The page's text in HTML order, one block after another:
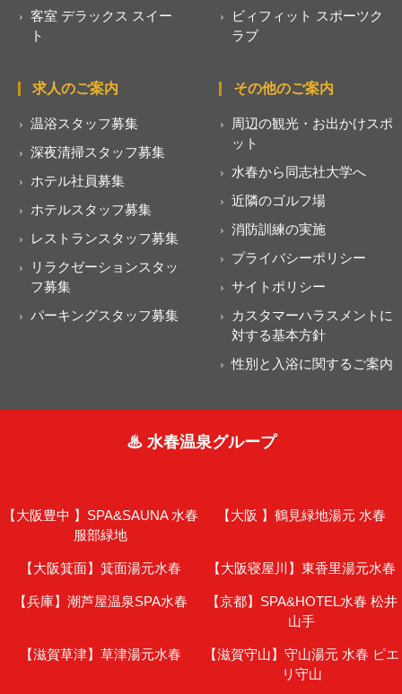
客室 デラックス スイー
ト
ビィフィット スポーツク
ラブ
求人のご案内
温浴スタッフ募集
深夜清掃スタッフ募集
ホテル社員募集
ホテルスタッフ募集
レストランスタッフ募集
リラクゼーションスタッ
フ募集
パーキングスタッフ募集
その他のご案内
周辺の観光・お出かけスポ
ット
水春から同志社大学へ
近隣のゴルフ場
消防訓練の実施
プライバシーポリシー
サイトポリシー
カスタマーハラスメントに
対する基本方針
性別と入浴に関するご案内
♨ 水春温泉グループ
【大阪豊中 】 SPA&SAUNA 水春
服部緑地
【大阪 】 鶴見緑地湯元 水春
【大阪箕面】 箕面湯元水春 【大阪寝屋川】 東香里湯元水春
【兵庫】 潮芦屋温泉SPA水春 【京都】 SPA&HOTEL水春 松井
山手
【滋賀草津】 草津湯元水春 【滋賀守山】 守山湯元 水春 ピエ
リ守山